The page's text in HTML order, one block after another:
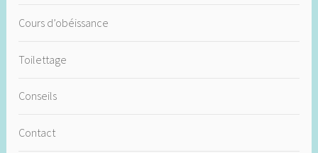
Cours d’obéissance
Toilettage
Conseils
Contact